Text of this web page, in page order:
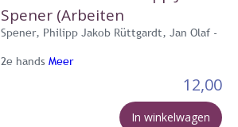
Spener (Arbeiten
Spener, Philipp Jakob Rüttgardt, Jan Olaf -
2e hands Meer
12,00
In winkelwagen